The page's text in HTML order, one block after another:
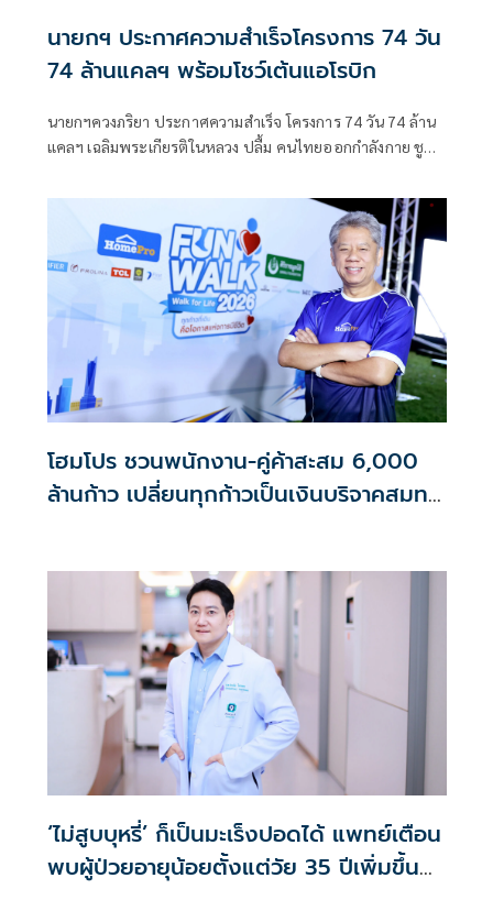
นายกฯ ประกาศความสำเร็จโครงการ 74 วัน
74 ล้านแคลฯ พร้อมโชว์เต้นแอโรบิก
นายกฯควงภริยา ประกาศความสำเร็จ โครงการ 74 วัน 74 ล้าน
แคลฯ เฉลิมพระเกียรติในหลวง ปลื้ม คนไทยออกกำลังกาย ชู
สนุกสนาน
โฮมโปร ชวนพนักงาน-คู่ค้าสะสม 6,000
ล้านก้าว เปลี่ยนทุกก้าวเป็นเงินบริจาคสมทบ
‘ไม่สูบบุหรี่’ ก็เป็นมะเร็งปอดได้ แพทย์เตือน
พบผู้ป่วยอายุน้อยตั้งแต่วัย 35 ปีเพิ่มขึ้น